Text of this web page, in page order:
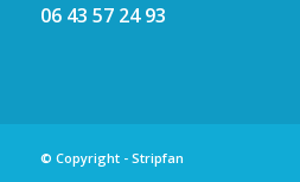
06 43 57 24 93
© Copyright - Stripfan